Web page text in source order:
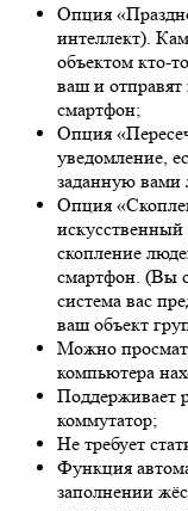
Опция
интеллект).
объектом кто-
ваш и
смартфон;
Опция
уведомление,
заданную вами
Опция
скопление
смартфон. (Вы
система вас
ваш объект
Можно
компьютера
Поддерживает
коммутатор;
Не требует
Функция
заполнении